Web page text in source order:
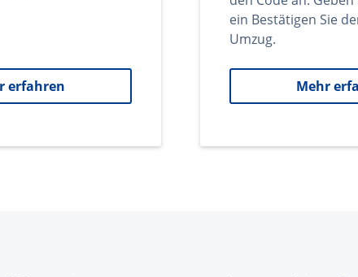
erfahren
ein Bestätigen Sie
Umzug.
Mehr